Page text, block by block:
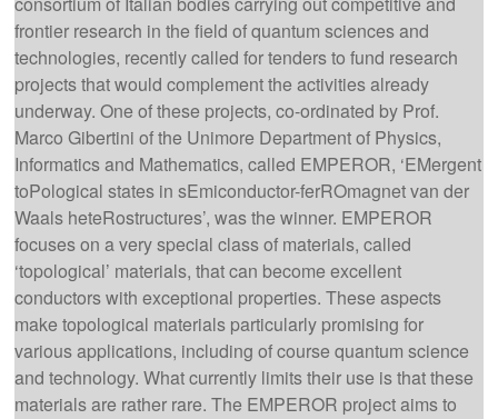
frontier research in the field of quantum sciences and
technologies, recently called for tenders to fund research
projects that would complement the activities already
underway. One of these projects, co-ordinated by Prof.
Marco Gibertini of the Unimore Department of Physics,
Informatics and Mathematics, called EMPEROR, ‘EMergent
toPological states in sEmiconductor-ferROmagnet van der
Waals heteRostructures’, was the winner. EMPEROR
focuses on a very special class of materials, called
‘topological’ materials, that can become excellent
conductors with exceptional properties. These aspects
make topological materials particularly promising for
various applications, including of course quantum science
and technology. What currently limits their use is that these
materials are rather rare. The EMPEROR project aims to